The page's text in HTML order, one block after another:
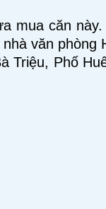
mua căn
văn phòng
Triệu, Phố